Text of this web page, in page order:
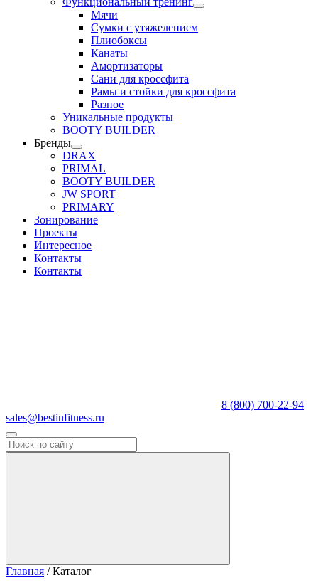
Мячи
Сумки с утяжелением
Плиобоксы
Канаты
Амортизаторы
Сани для кроссфита
Рамы и стойки для кроссфита
Разное
Уникальные продукты
BOOTY BUILDER
Бренды
DRAX
PRIMAL
BOOTY BUILDER
JW SPORT
PRIMARY
Зонирование
Проекты
Интересное
Контакты
Контакты
8 (800) 700-22-94
sales@bestinfitness.ru
Главная / Каталог